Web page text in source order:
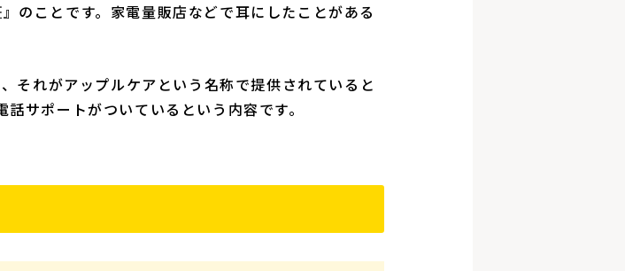
のことです。家電量販店などで耳にしたことがある
それがアップルケアという名称で提供されていると
サポートがついているという内容です。